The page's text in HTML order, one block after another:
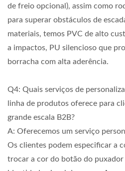
de freio opcional), assim como
para superar obstáculos de
materiais, temos PVC de alto
a impactos, PU silencioso que
borracha com alta aderência.
Q4: Quais serviços de
linha de produtos oferece para
grande escala B2B?
A: Oferecemos um serviço
Os clientes podem especificar a
trocar a cor do botão do puxador